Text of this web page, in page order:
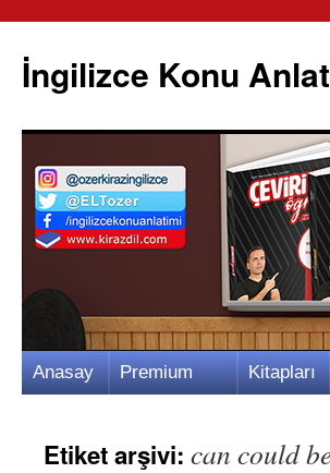
İngilizce Konu
İçeriğe
Anasay Premium Kitapları
Etiket arşivi: can could